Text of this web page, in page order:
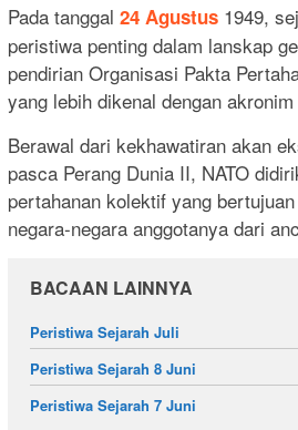
Pada tanggal 24 Agustus 1949,
peristiwa penting dalam lanskap
pendirian Organisasi Pakta
yang lebih dikenal dengan akronim
Berawal dari kekhawatiran akan
pasca Perang Dunia II, NATO
pertahanan kolektif yang
negara-negara anggotanya dari
BACAAN LAINNYA
Peristiwa Sejarah Juli
Peristiwa Sejarah 8 Juni
Peristiwa Sejarah 7 Juni